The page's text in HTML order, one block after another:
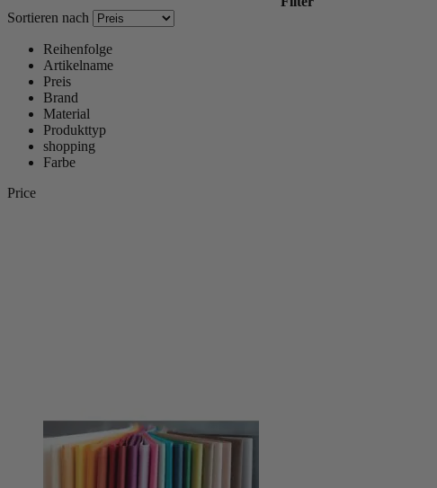
Sortieren nach
Reihenfolge
Artikelname
Preis
Brand
Material
Produkttyp
shopping
Farbe
Price